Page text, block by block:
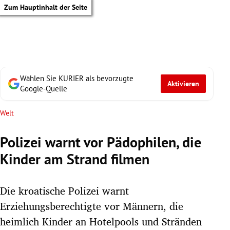
Zum Hauptinhalt der Seite
Untermenü
Wählen Sie KURIER als bevorzugte
Google-Quelle
Aktivieren
Welt
Polizei warnt vor Pädophilen, die
Kinder am Strand filmen
Die kroatische Polizei warnt
Erziehungsberechtigte vor Männern, die
heimlich Kinder an Hotelpools und Stränden